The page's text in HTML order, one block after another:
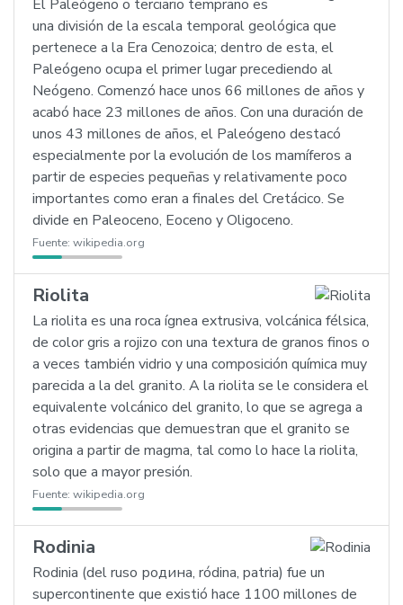
El Paleógeno o terciario temprano es
una división de la escala temporal geológica que
pertenece a la Era Cenozoica; dentro de esta, el
Paleógeno ocupa el primer lugar precediendo al
Neógeno. Comenzó hace unos 66 millones de años y
acabó hace 23 millones de años. Con una duración de
unos 43 millones de años, el Paleógeno destacó
especialmente por la evolución de los mamíferos a
partir de especies pequeñas y relativamente poco
importantes como eran a finales del Cretácico. Se
divide en Paleoceno, Eoceno y Oligoceno.
Fuente: wikipedia.org
Riolita
La riolita es una roca ígnea extrusiva, volcánica félsica,
de color gris a rojizo con una textura de granos finos o
a veces también vidrio y una composición química muy
parecida a la del granito. A la riolita se le considera el
equivalente volcánico del granito, lo que se agrega a
otras evidencias que demuestran que el granito se
origina a partir de magma, tal como lo hace la riolita,
solo que a mayor presión.
Fuente: wikipedia.org
Rodinia
Rodinia (del ruso родина, ródina, patria) fue un
supercontinente que existió hace 1100 millones de